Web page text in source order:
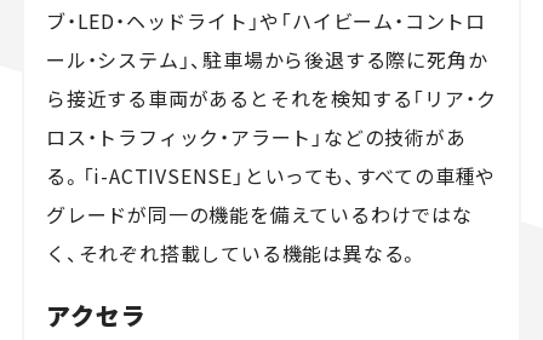
ブ・LED・ヘッドライト」や「ハイビーム・コントロ
ール・システム」、駐車場から後退する際に死角か
ら接近する車両があるとそれを検知する「リア・ク
ロス・トラフィック・アラート」などの技術があ
る。「i-ACTIVSENSE」といっても、すべての車種や
グレードが同一の機能を備えているわけではな
く、それぞれ搭載している機能は異なる。
アクセラ